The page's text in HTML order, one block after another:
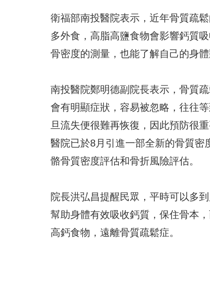
衛福部南投醫院表示，近年骨質疏
多外食，高脂高鹽食物會影響鈣質
骨密度的測量，也能了解自己的身
南投醫院鄭明德副院長表示，骨質
會有明顯症狀，容易被忽略，往往
旦流失便很難再恢復，因此預防很
醫院已於8月引進一部全新的骨質密
骼骨質密度評估和骨折風險評估。
院長洪弘昌提醒民眾，平時可以多
幫助身體有效吸收鈣質，保住骨本
高鈣食物，遠離骨質疏鬆症。